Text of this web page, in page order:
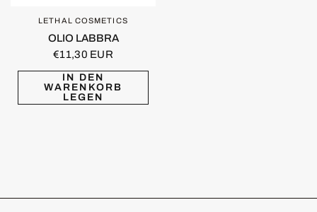
SCHNELLANSICHT
LETHAL COSMETICS
OLIO LABBRA
€11,30 EUR
IN DEN
WARENKORB
LEGEN